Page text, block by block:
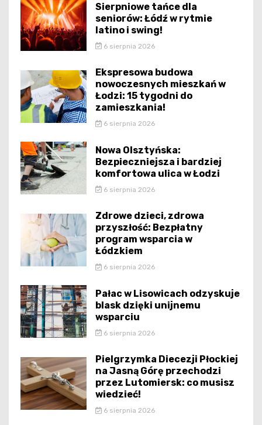
Sierpniowe tańce dla
seniorów: Łódź w rytmie
latino i swing!
6 sierpnia 2026
Ekspresowa budowa
nowoczesnych mieszkań w
Łodzi: 15 tygodni do
zamieszkania!
6 sierpnia 2026
Nowa Olsztyńska:
Bezpieczniejsza i bardziej
komfortowa ulica w Łodzi
6 sierpnia 2026
Zdrowe dzieci, zdrowa
przyszłość: Bezpłatny
program wsparcia w
Łódzkiem
6 sierpnia 2026
Pałac w Lisowicach odzyskuje
blask dzięki unijnemu
wsparciu
6 sierpnia 2026
Pielgrzymka Diecezji Płockiej
na Jasną Górę przechodzi
przez Lutomiersk: co musisz
wiedzieć!
6 sierpnia 2026